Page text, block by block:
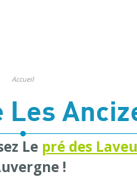
Accueil
Les
Le pré des
!